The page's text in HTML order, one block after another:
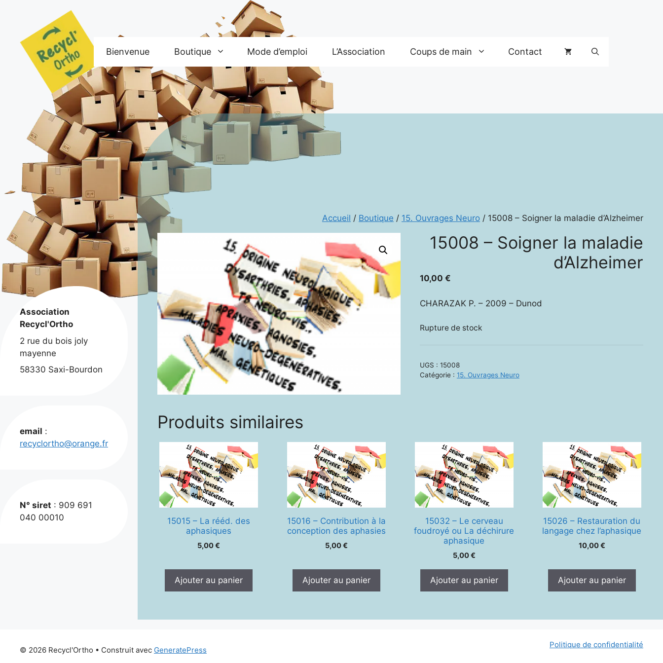
Bienvenue Boutique Mode d’emploi L’Association Coups de main Contact
Accueil / Boutique / 15. Ouvrages Neuro / 15008 – Soigner la maladie d’Alzheimer
15008 – Soigner la maladie
d’Alzheimer
10,00 €
CHARAZAK P. – 2009 – Dunod
Rupture de stock
UGS : 15008
Catégorie : 15. Ouvrages Neuro
Produits similaires
15015 – La rééd. des
aphasiques
5,00€
Ajouter au panier
15016 – Contribution à la
conception des aphasies
5,00€
Ajouter au panier
15032 – Le cerveau
foudroyé ou La déchirure
aphasique
5,00€
Ajouter au panier
15026 – Restauration du
langage chez l’aphasique
10,00€
Ajouter au panier
Association
Recycl'Ortho
2 rue du bois joly
mayenne
58330 Saxi-Bourdon
email :
recyclortho@orange.fr
N° siret : 909 691
040 00010
Politique de confidentialité
© 2026 Recycl'Ortho • Construit avec GeneratePress